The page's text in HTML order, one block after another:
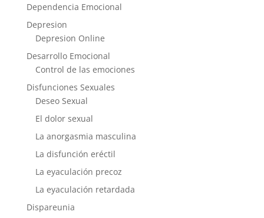
Dependencia Emocional
Depresion
Depresion Online
Desarrollo Emocional
Control de las emociones
Disfunciones Sexuales
Deseo Sexual
El dolor sexual
La anorgasmia masculina
La disfunción eréctil
La eyaculación precoz
La eyaculación retardada
Dispareunia